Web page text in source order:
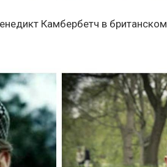
Камбербетч в британском